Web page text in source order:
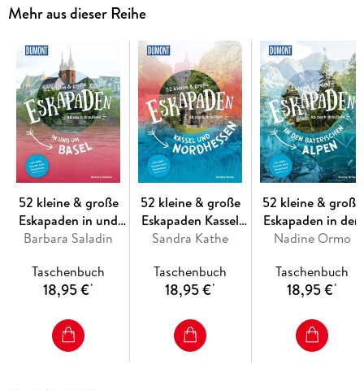
Ausflüge ins Grüne warten. Auf Tuchfühlung mit dem
Gletschereis gehen, auf schmalen Pfaden zwischen
Weinreben flanieren oder Sternschnuppen im Hochgebirge
zählen es ist so einfach, mehr zu erleben als das Bekannte.
Also ab nach draußen!
Mehr aus dieser Reihe
52 kleine & große
Eskapaden in und
um Basel
Barbara Saladin
Taschenbuch
18,95 €*
52 kleine & große
Eskapaden Kassel
und Nordhessen
Sandra Kathe
Taschenbuch
18,95 €*
52 kleine & große
Eskapaden in den
Bayerischen Alpen
Nadine Ormo
Taschenbuch
18,95 €*